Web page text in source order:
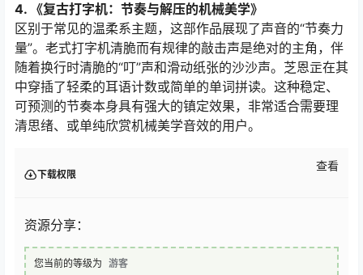
4. 《复古打字机：节奏与解压的机械美学》
区别于常见的温柔系主题，这部作品展现了声音的“节奏力
量”。老式打字机清脆而有规律的敲击声是绝对的主角，伴
随着换行时清脆的“叮”声和滑动纸张的沙沙声。芝恩㱏在其
中穿插了轻柔的耳语计数或简单的单词拼读。这种稳定、
可预测的节奏本身具有强大的镇定效果，非常适合需要理
清思绪、或单纯欣赏机械美学音效的用户。
下载权限
查看
资源分享：
您当前的等级为 游客